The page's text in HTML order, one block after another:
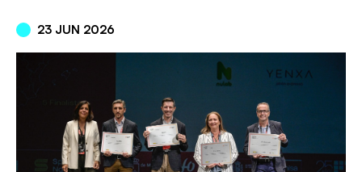
23 JUN 2026